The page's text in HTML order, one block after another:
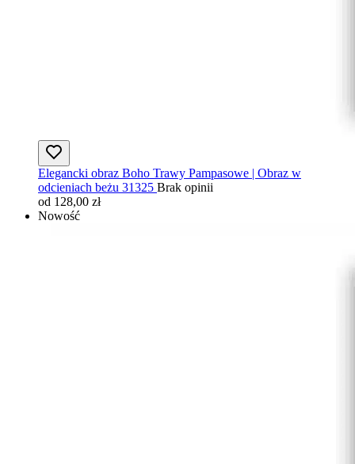
Elegancki obraz Boho Trawy Pampasowe | Obraz w
odcieniach beżu 31325 Brak opinii
od 128,00 zł
Nowość